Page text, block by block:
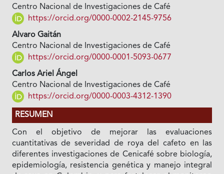
Centro Nacional de Investigaciones de Café
https://orcid.org/0000-0002-2145-9756
Alvaro Gaitán
Centro Nacional de Investigaciones de Café
https://orcid.org/0000-0001-5093-0677
Carlos Ariel Ángel
Centro Nacional de Investigaciones de Café
https://orcid.org/0000-0003-4312-1390
RESUMEN
Con el objetivo de mejorar las evaluaciones
cuantitativas de severidad de roya del cafeto en las
diferentes investigaciones de Cenicafé sobre biología,
epidemiología, resistencia genética y manejo integral